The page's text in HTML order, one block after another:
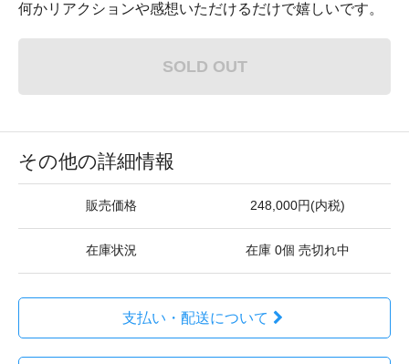
何かリアクションや感想いただけるだけで嬉しいです。
SOLD OUT
その他の詳細情報
販売価格 248,000円(内税)
在庫状況 在庫 0個 売切れ中
支払い・配送について